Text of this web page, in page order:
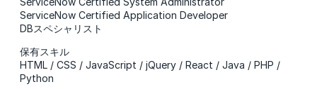
ServiceNow Certified Application Developer
DBスペシャリスト
保有スキル
HTML / CSS / JavaScript / jQuery / React / Java / PHP /
Python